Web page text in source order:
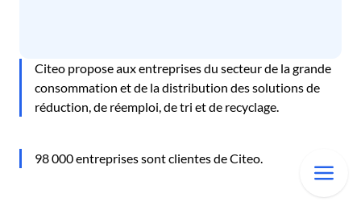
Citeo propose aux entreprises du secteur de la grande
consommation et de la distribution des solutions de
réduction, de réemploi, de tri et de recyclage.
98 000 entreprises sont clientes de Citeo.